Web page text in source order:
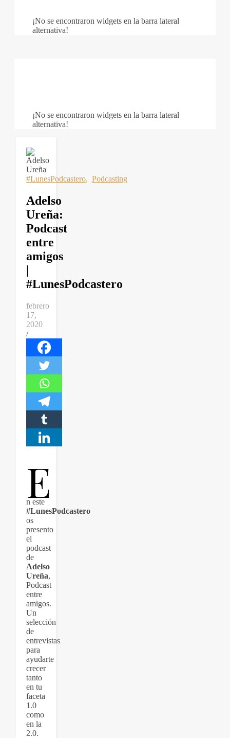
¡No se encontraron widgets en la barra lateral
alternativa!
¡No se encontraron widgets en la barra lateral
alternativa!
#LunesPodcastero, Podcasting
Adelso
Ureña:
Podcast
entre
amigos
|
#LunesPodcastero
febrero
17,
2020
/
E
n este
#LunesPodcastero
os
presento
el
podcast
de
Adelso
Ureña,
Podcast
entre
amigos.
Un
selección
de
entrevistas
para
ayudarte
crecer
tanto
en tu
faceta
1.0
como
en la
2.0.